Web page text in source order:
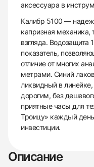
аксессуара в
Калибр 5100 —
капризная
взгляда.
показатель,
отличие от многих
метрами. Синий
ликвидный в
дорогим, без
приятные часы для
Троицу» каждый
инвестиции.
Описание